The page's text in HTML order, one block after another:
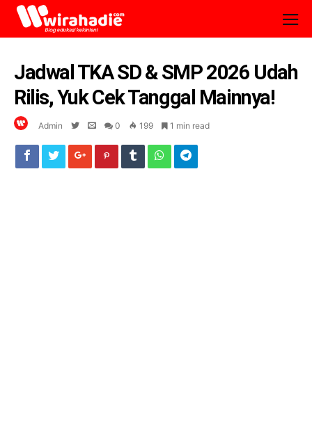
Jadwal TKA SD & SMP 2026 Udah
Rilis, Yuk Cek Tanggal Mainnya!
Admin 0 199 1 min read